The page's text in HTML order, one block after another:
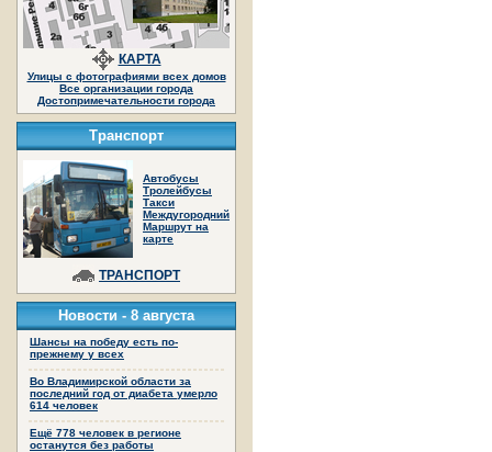
КАРТА
Улицы с фотографиями всех домов
Все организации города
Достопримечательности города
Транспорт
Автобусы
Тролейбусы
Такси
Междугородний
Маршрут на
карте
ТРАНСПОРТ
Новости -8 августа
Шансы на победу есть по-
прежнему у всех
Во Владимирской области за
последний год от диабета умерло
614 человек
Ещё 778 человек в регионе
останутся без работы